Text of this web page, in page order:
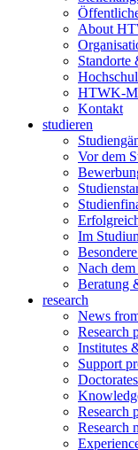
About
Standorte
HTWK-
Kontakt
studieren
Vor dem
Im
Nach
Beratung
research
News
Research
Institutes
Support
Research
Research